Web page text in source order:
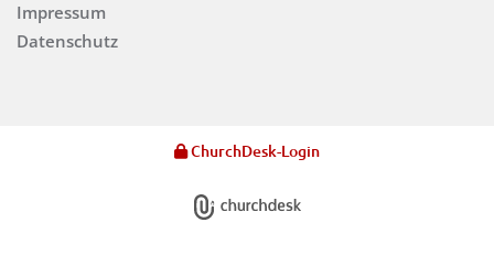
Impressum
Datenschutz
ChurchDesk-Login